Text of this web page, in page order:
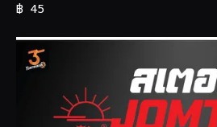
฿ 45